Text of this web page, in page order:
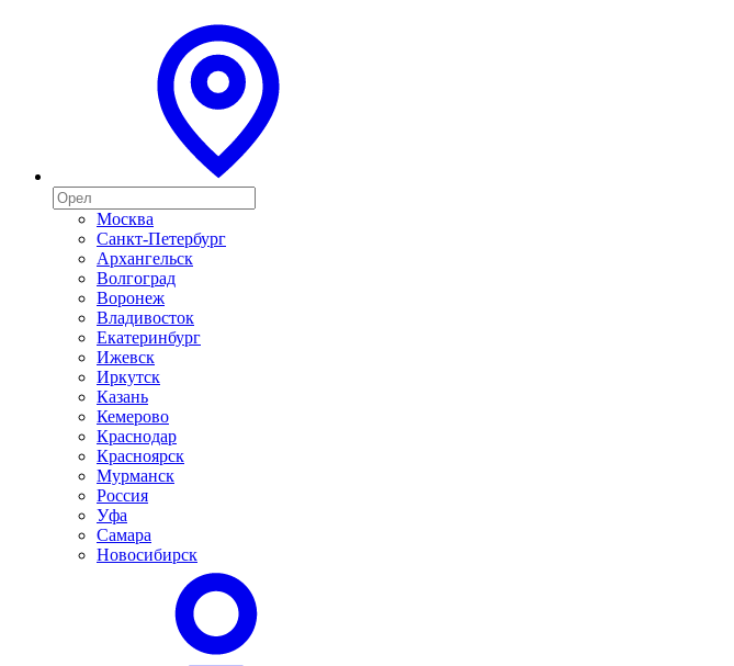
Москва
Санкт-Петербург
Архангельск
Волгоград
Воронеж
Владивосток
Екатеринбург
Ижевск
Иркутск
Казань
Кемерово
Краснодар
Красноярск
Мурманск
Россия
Уфа
Самара
Новосибирск